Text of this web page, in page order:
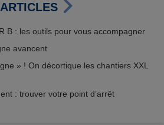
B : les outils pour vous accompagner
avancent
» ! On décortique les chantiers XXL
: trouver votre point d’arrêt